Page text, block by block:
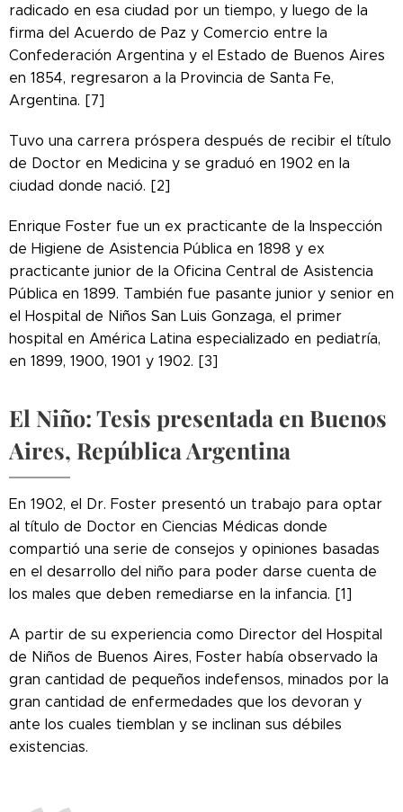
radicado en esa ciudad por un tiempo, y luego de la
firma del Acuerdo de Paz y Comercio entre la
Confederación Argentina y el Estado de Buenos Aires
en 1854, regresaron a la Provincia de Santa Fe,
Argentina. [7]
Tuvo una carrera próspera después de recibir el título
de Doctor en Medicina y se graduó en 1902 en la
ciudad donde nació. [2]
Enrique Foster fue un ex practicante de la Inspección
de Higiene de Asistencia Pública en 1898 y ex
practicante junior de la Oficina Central de Asistencia
Pública en 1899. También fue pasante junior y senior en
el Hospital de Niños San Luis Gonzaga, el primer
hospital en América Latina especializado en pediatría,
en 1899, 1900, 1901 y 1902. [3]
El Niño: Tesis presentada en Buenos
Aires, República Argentina
En 1902, el Dr. Foster presentó un trabajo para optar
al título de Doctor en Ciencias Médicas donde
compartió una serie de consejos y opiniones basadas
en el desarrollo del niño para poder darse cuenta de
los males que deben remediarse en la infancia. [1]
A partir de su experiencia como Director del Hospital
de Niños de Buenos Aires, Foster había observado la
gran cantidad de pequeños indefensos, minados por la
gran cantidad de enfermedades que los devoran y
ante los cuales tiemblan y se inclinan sus débiles
existencias.